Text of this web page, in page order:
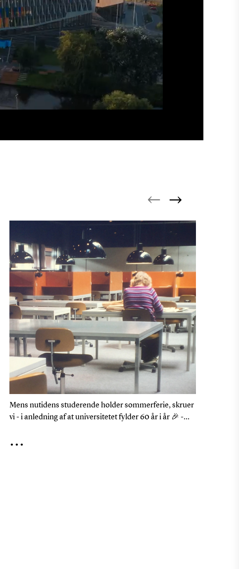
Mens nutidens studerende holder sommerferie, skruer
vi - i anledning af at universitetet fylder 60 år i år 🎉 -
...